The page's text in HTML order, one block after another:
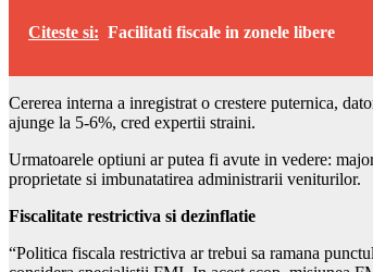
Citeste si: Facilitati fiscale in zonele libere
Cererea interna a inregistrat o crestere puternica,
ajunge la 5-6%, cred expertii straini.
Urmatoarele optiuni ar putea fi avute in vedere:
proprietate si imbunatatirea administrarii veniturilor.
Fiscalitate restrictiva si dezinflatie
“Politica fiscala restrictiva ar trebui sa ramana